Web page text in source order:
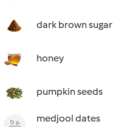
dark brown sugar
honey
pumpkin seeds
medjool dates